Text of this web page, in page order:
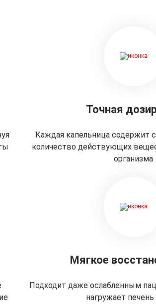
Точная
Каждая капельница содержит
количество действующих
организма
Мягкое
Подходит даже ослабленным
нагружает